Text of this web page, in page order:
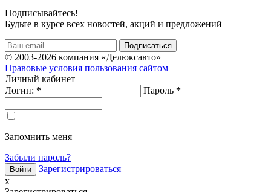
Подписывайтесь!
Будьте в курсе всех новостей, акций и предложений
© 2003-2026 компания «Делюксавто»
Правовые условия пользования сайтом
Личный кабинет
Логин: * Пароль *
Запомнить меня
Забыли пароль?
Зарегистрироваться
x